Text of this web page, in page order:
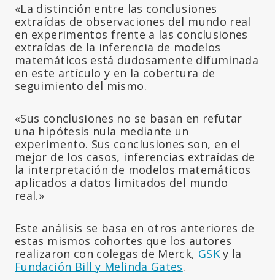
«La distinción entre las conclusiones
extraídas de observaciones del mundo real
en experimentos frente a las conclusiones
extraídas de la inferencia de modelos
matemáticos está dudosamente difuminada
en este artículo y en la cobertura de
seguimiento del mismo.
«Sus conclusiones no se basan en refutar
una hipótesis nula mediante un
experimento. Sus conclusiones son, en el
mejor de los casos, inferencias extraídas de
la interpretación de modelos matemáticos
aplicados a datos limitados del mundo
real.»
Este análisis se basa en otros anteriores de
estas mismos cohortes que los autores
realizaron con colegas de Merck, GSKy la
Fundación Bill y Melinda Gates.